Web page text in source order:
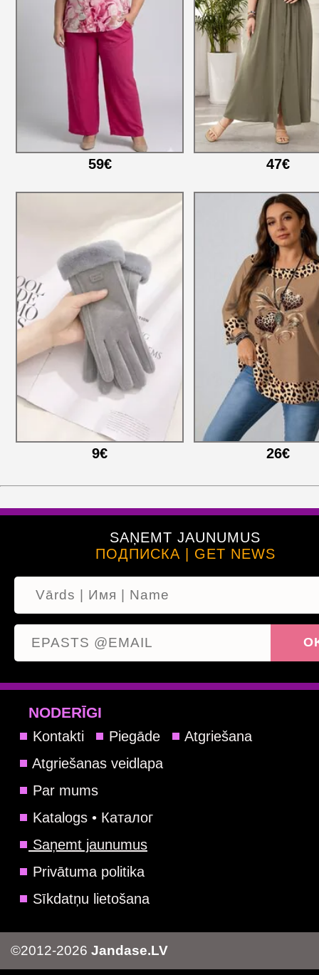
59€ 47€
9€ 26€
SAŅEMT JAUNUMUS
ПОДПИСКА | GET NEWS
NODERĪGI
Kontakti Piegāde
Atgriešana
Atgriešanas veidlapa
Par mums
Katalogs • Каталог
Saņemt jaunumus
Privātuma politika
Sīkdatņu lietošana
©2012-2026 Jandase.LV